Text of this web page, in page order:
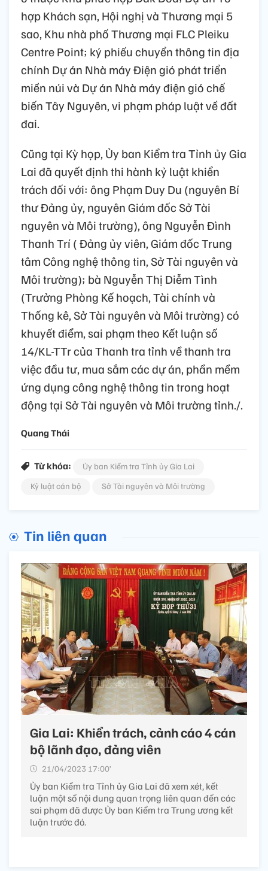
hợp Khách sạn, Hội nghị và Thương mại 5
sao, Khu nhà phố Thương mại FLC Pleiku
Centre Point; ký phiếu chuyển thông tin địa
chính Dự án Nhà máy Điện gió phát triển
miền núi và Dự án Nhà máy điện gió chế
biến Tây Nguyên, vi phạm pháp luật về đất
đai.
Cũng tại Kỳ họp, Ủy ban Kiểm tra Tỉnh ủy Gia
Lai đã quyết định thi hành kỷ luật khiển
trách đối với: ông Phạm Duy Du (nguyên Bí
thư Đảng ủy, nguyên Giám đốc Sở Tài
nguyên và Môi trường), ông Nguyễn Đình
Thanh Trí ( Đảng ủy viên, Giám đốc Trung
tâm Công nghệ thông tin, Sở Tài nguyên và
Môi trường); bà Nguyễn Thị Diễm Tình
(Trưởng Phòng Kế hoạch, Tài chính và
Thống kê, Sở Tài nguyên và Môi trường) có
khuyết điểm, sai phạm theo Kết luận số
14/KL-TTr của Thanh tra tỉnh về thanh tra
việc đầu tư, mua sắm các dự án, phần mềm
ứng dụng công nghệ thông tin trong hoạt
động tại Sở Tài nguyên và Môi trường tỉnh./.
Quang Thái
Từ khóa:
Ủy ban Kiểm tra Tỉnh ủy Gia Lai
Kỷ luật cán bộ
Sở Tài nguyên và Môi trường
Tin liên quan
Gia Lai: Khiển trách, cảnh cáo 4 cán
bộ lãnh đạo, đảng viên
21/04/2023 17:00’
Ủy ban Kiểm tra Tỉnh ủy Gia Lai đã xem xét, kết
luận một số nội dung quan trọng liên quan đến các
sai phạm đã được Ủy ban Kiểm tra Trung ương kết
luận trước đó.